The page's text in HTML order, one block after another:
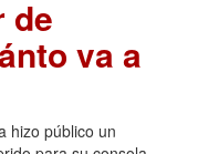
de
va a
hizo público un